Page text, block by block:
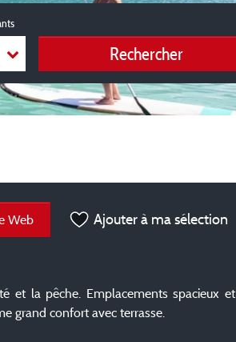
Rechercher
Web Ajouter à ma sélection
et la pêche. Emplacements spacieux et
grand confort avec terrasse.